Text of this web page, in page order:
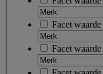
Facet waarde
Facet waarde